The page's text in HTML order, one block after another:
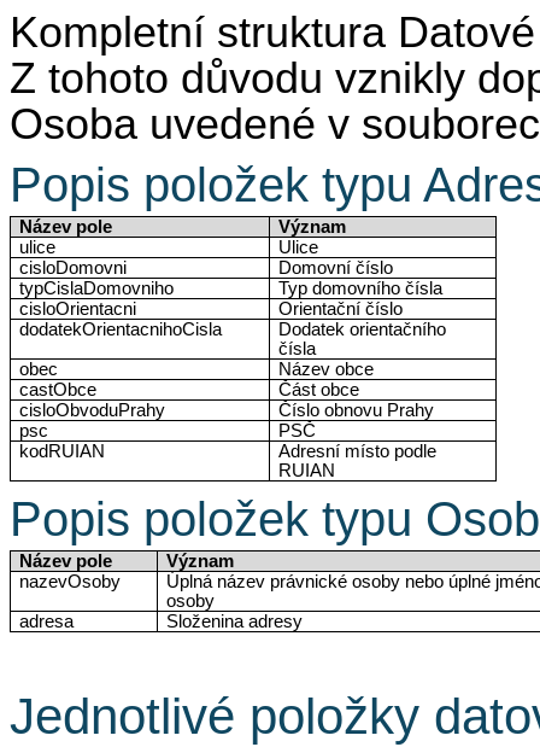
Kompletní struktura
Z tohoto důvodu vznikly
Osoba uvedené v
Popis položek typu
Název pole
Význam
ulice
Ulice
cisloDomovni
Domovní číslo
typCislaDomovniho
Typ domovního čísla
cisloOrientacni
Orientační číslo
dodatekOrientacnihoCisla
Dodatek orientačního
čísla
obec
Název obce
castObce
Část obce
cisloObvoduPrahy
Číslo obnovu Prahy
psc
PSČ
kodRUIAN
Adresní místo podle
RUIAN
Popis položek typu
Název pole
Význam
nazevOsoby
Úplná název právnické osoby nebo úplné
osoby
adresa
Složenina adresy
Jednotlivé položky